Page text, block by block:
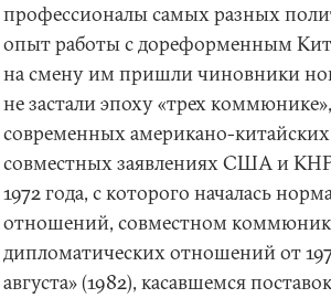
профессионалы самых разных
опыт работы с дореформенным
на смену им пришли чиновники
не застали эпоху «трех
современных американо-
совместных заявлениях США и
1972 года, с которого началась
отношений, совместном
дипломатических отношений от
августа» (1982), касавшемся